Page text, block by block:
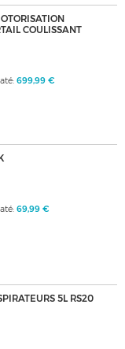
COULISSANT
699,99 €
69,99 €
5L RS20